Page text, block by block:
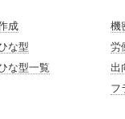
成
な型
な型一覧
機
労
出
フ